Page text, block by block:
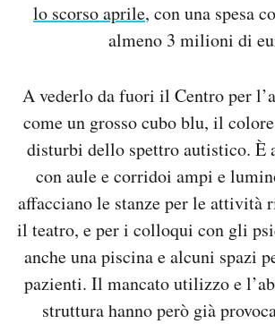
lo scorso aprile, con una spesa
almeno 3 milioni di
A vederlo da fuori il Centro per
come un grosso cubo blu, il
disturbi dello spettro autistico. È
con aule e corridoi ampi e
affacciano le stanze per le attività
il teatro, e per i colloqui con gli
anche una piscina e alcuni spazi
pazienti. Il mancato utilizzo e
struttura hanno però già